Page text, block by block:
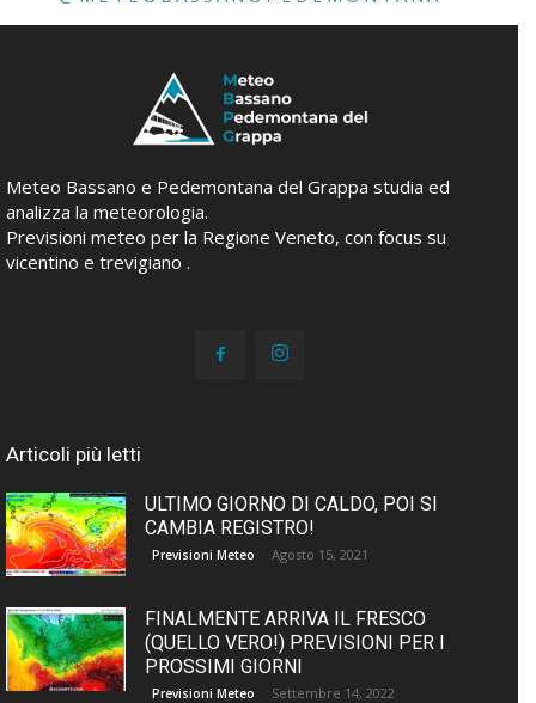
Meteo Bassano e Pedemontana del Grappa studia ed
analizza la meteorologia.
Previsioni meteo per la Regione Veneto, con focus su
vicentino e trevigiano .
Articoli più letti
ULTIMO GIORNO DI CALDO, POI SI
CAMBIA REGISTRO!
Previsioni Meteo Agosto 15, 2021
FINALMENTE ARRIVA IL FRESCO
(QUELLO VERO!) PREVISIONI PER I
PROSSIMI GIORNI
Previsioni Meteo Settembre 14, 2022